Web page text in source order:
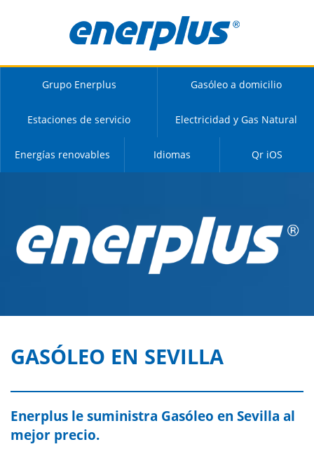
Grupo Enerplus Gasóleo a domicilio
Estaciones de servicio Electricidad y Gas Natural
Energías renovables Idiomas Qr iOS
GASÓLEO EN SEVILLA
Enerplus le suministra Gasóleo en Sevilla al
mejor precio.